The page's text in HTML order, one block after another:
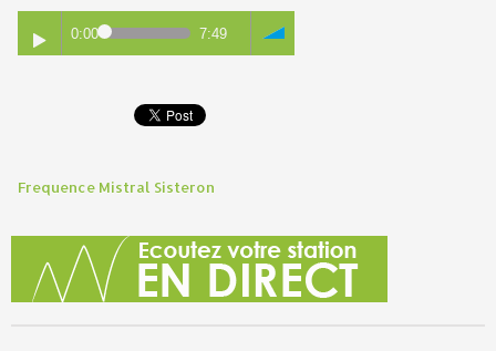
0:00 7:49
Frequence Mistral Sisteron